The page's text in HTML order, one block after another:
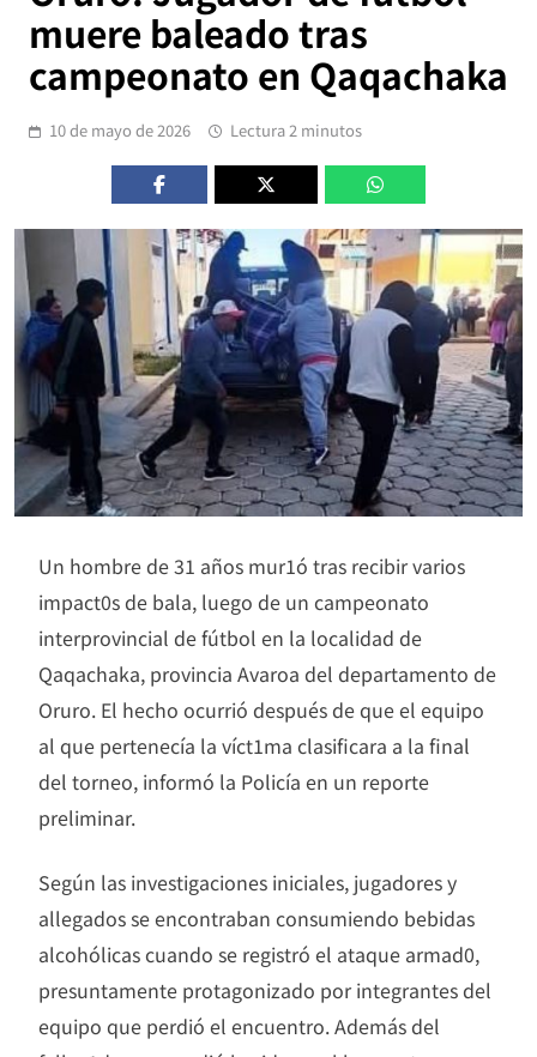
muere baleado tras
campeonato en Qaqachaka
10 de mayo de 2026 Lectura 2 minutos
Un hombre de 31 años mur1ó tras recibir varios
impact0s de bala, luego de un campeonato
interprovincial de fútbol en la localidad de
Qaqachaka, provincia Avaroa del departamento de
Oruro. El hecho ocurrió después de que el equipo
al que pertenecía la víct1ma clasificara a la final
del torneo, informó la Policía en un reporte
preliminar.
Según las investigaciones iniciales, jugadores y
allegados se encontraban consumiendo bebidas
alcohólicas cuando se registró el ataque armad0,
presuntamente protagonizado por integrantes del
equipo que perdió el encuentro. Además del